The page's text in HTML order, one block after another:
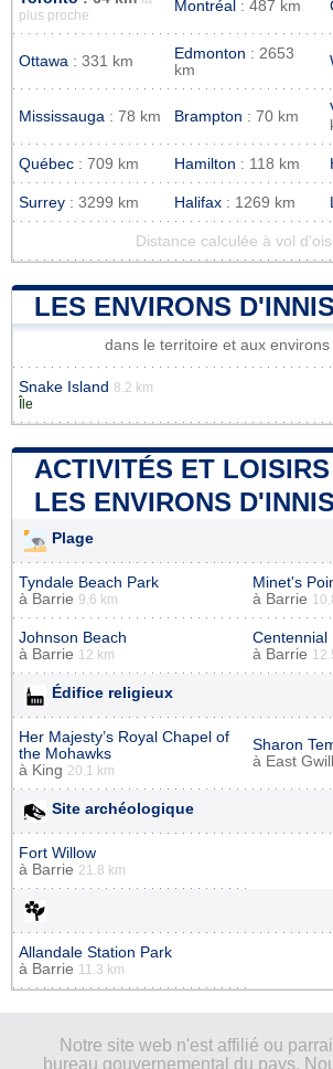
plus proche
Montréal : 487 km
Ottawa : 331 km Edmonton : 2653
km
Mississauga : 78 km Brampton : 70 km
Québec : 709 km Hamilton : 118 km
Surrey : 3299 km Halifax : 1269 km
Distance calculée à vol
LES ENVIRONS
dans le territoire et aux environs
Snake Island 8.2 km
Île
ACTIVITÉS ET
LES ENVIRONS
Plage
Tyndale Beach Park
à Barrie 9.6 km
Minet's
à Barrie
Johnson Beach
à Barrie 12 km
Centennial
à Barrie
Édifice religieux
Her Majesty’s Royal Chapel of
the Mohawks
à King 20.1 km
Sharon
à East
Site archéologique
Fort Willow
à Barrie 21.8 km
Allandale Station Park
à Barrie 11.3 km
Notre site web n'est affilié ou
bureau gouvernemental du pays.